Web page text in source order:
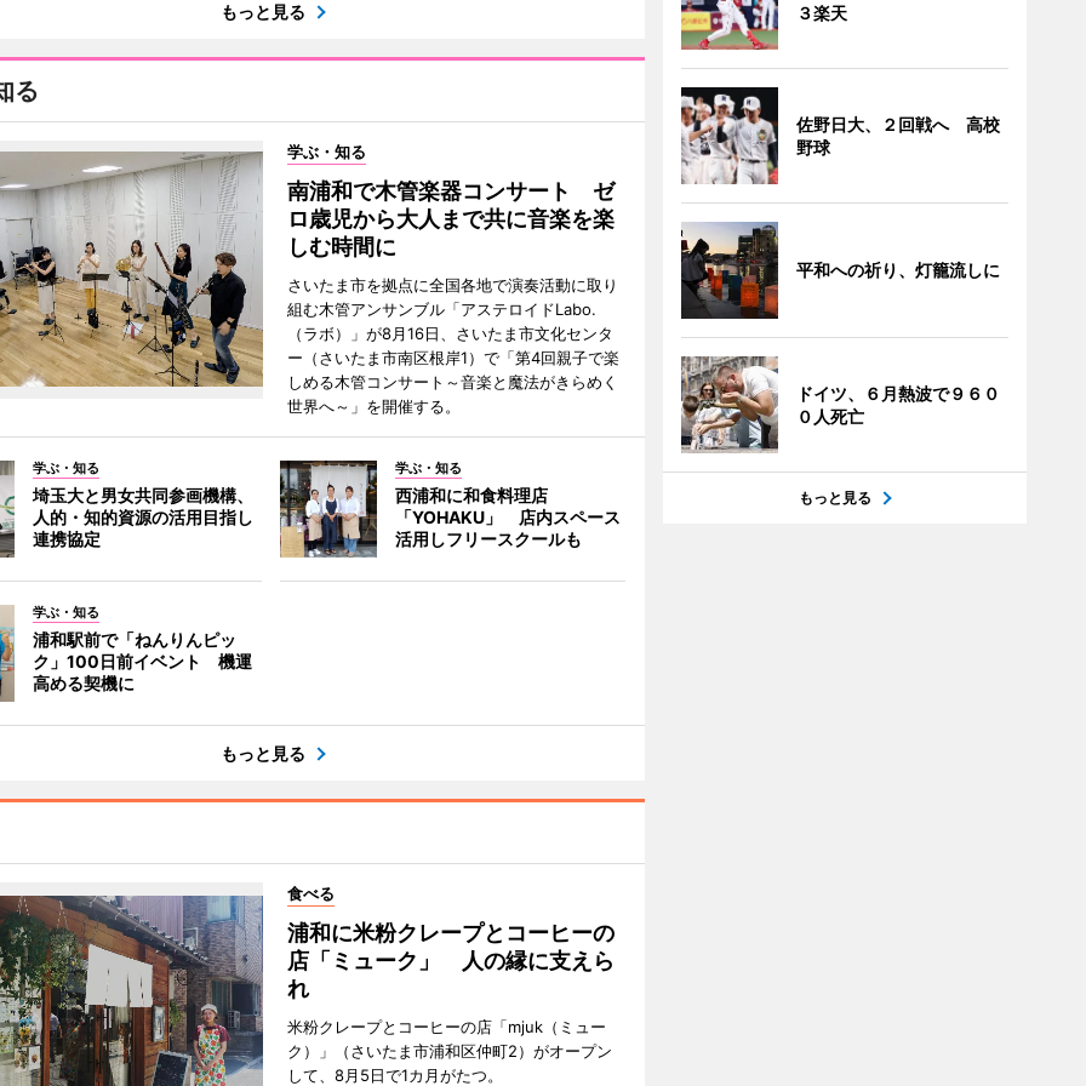
もっと見る
る
学ぶ・知る
南浦和で木管楽器コンサート ゼ
ロ歳児から大人まで共に音楽を楽
しむ時間に
さいたま市を拠点に全国各地で演奏活動に取り
組む木管アンサンブル「アステロイドLabo.
（ラボ）」が8月16日、さいたま市文化センタ
ー（さいたま市南区根岸1）で「第4回親子で楽
しめる木管コンサート～音楽と魔法がきらめく
世界へ～」を開催する。
学ぶ・知る
埼玉大と男女共同参画機構、
人的・知的資源の活用目指し
連携協定
学ぶ・知る
西浦和に和食料理店
「YOHAKU」 店内スペース
活用しフリースクールも
学ぶ・知る
浦和駅前で「ねんりんピッ
ク」100日前イベント 機運
高める契機に
もっと見る
食べる
浦和に米粉クレープとコーヒーの
店「ミューク」 人の縁に支えら
れ
米粉クレープとコーヒーの店「mjuk（ミュー
ク）」（さいたま市浦和区仲町2）がオープン
して、8月5日で1カ月がたつ。
３楽天
佐野日大、２回戦へ 高校
野球
平和への祈り、灯籠流しに
ドイツ、６月熱波で９６０
０人死亡
もっと見る